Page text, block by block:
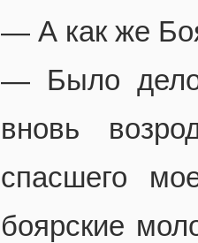
— А как же
— Было
вновь
спасшего
боярские